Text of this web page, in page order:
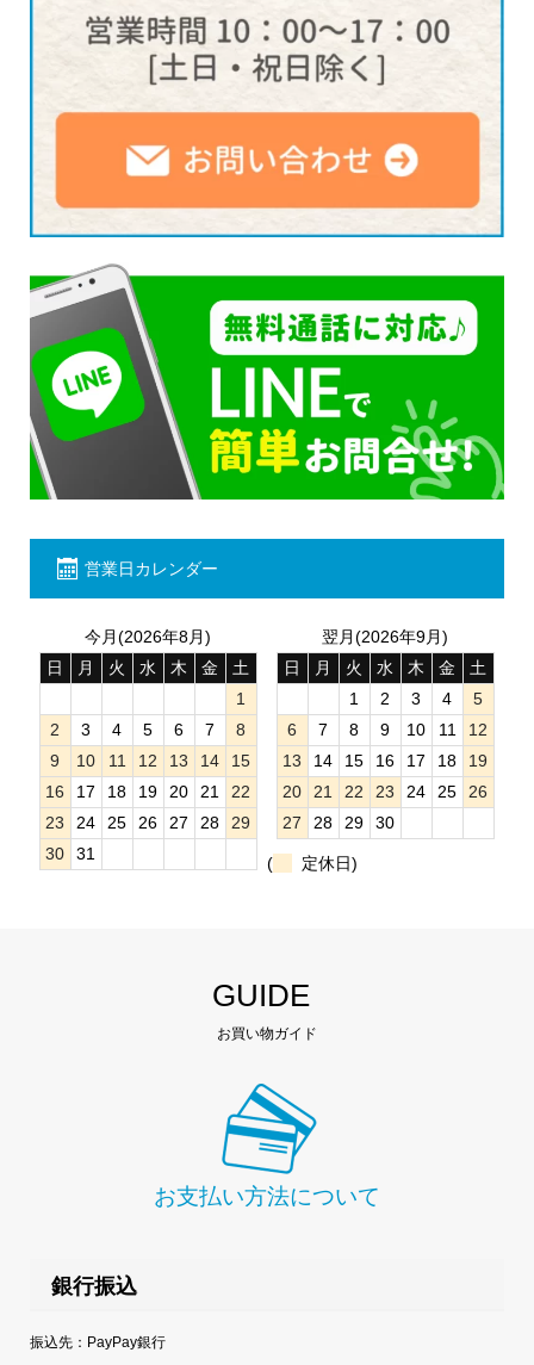
営業日カレンダー
今月(2026年8月)
日
月 火 水 木 金
土
1
2
3 4 5 6 7
8
9
10 11 12 13 14
15
16
17 18 19 20 21
22
23
24 25 26 27 28
29
30
31
翌月(2026年9月)
日
月 火 水 木 金
土
1
2 3 4
5
6
7 8 9 10 11
12
13
14 15 16 17 18
19
20
21 22 23 24 25
26
27
28 29 30
( 定休日)
GUIDE
お買い物ガイド
お支払い方法について
銀行振込
振込先：PayPay銀行